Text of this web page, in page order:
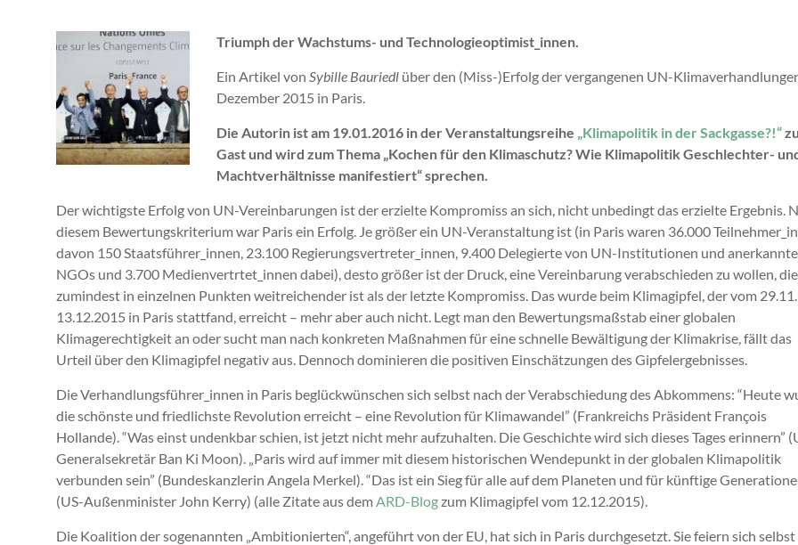
Triumph der Wachstums- und Technologieoptimist_innen.
Ein Artikel von Sybille Bauriedl über den (Miss-)Erfolg der vergangenen UN-
Dezember 2015 in Paris.
Die Autorin ist am 19.01.2016 in der Veranstaltungsreihe „Klimapolitik in der Sackgasse?!“zu
Gast und wird zum Thema „Kochen für den Klimaschutz? Wie Klimapolitik Geschlechter-
Machtverhältnisse manifestiert“ sprechen.
Der wichtigste Erfolg von UN-Vereinbarungen ist der erzielte Kompromiss an sich, nicht unbedingt das erzielte Ergebnis.
diesem Bewertungskriterium war Paris ein Erfolg. Je größer ein UN-Veranstaltung ist (in Paris waren 36.000
davon 150 Staatsführer_innen, 23.100 Regierungsvertreter_innen, 9.400 Delegierte von UN-Institutionen und
NGOs und 3.700 Medienvertrtet_innen dabei), desto größer ist der Druck, eine Vereinbarung verabschieden zu wollen, die
zumindest in einzelnen Punkten weitreichender ist als der letzte Kompromiss. Das wurde beim Klimagipfel, der vom
13.12.2015 in Paris stattfand, erreicht – mehr aber auch nicht. Legt man den Bewertungsmaßstab einer globalen
Klimagerechtigkeit an oder sucht man nach konkreten Maßnahmen für eine schnelle Bewältigung der Klimakrise, fällt das
Urteil über den Klimagipfel negativ aus. Dennoch dominieren die positiven Einschätzungen des Gipfelergebnisses.
Die Verhandlungsführer_innen in Paris beglückwünschen sich selbst nach der Verabschiedung des Abkommens: “Heute
die schönste und friedlichste Revolution erreicht – eine Revolution für Klimawandel” (Frankreichs Präsident François
Hollande). “Was einst undenkbar schien, ist jetzt nicht mehr aufzuhalten. Die Geschichte wird sich dieses Tages erinnern”
Generalsekretär Ban Ki Moon). „Paris wird auf immer mit diesem historischen Wendepunkt in der globalen Klimapolitik
verbunden sein” (Bundeskanzlerin Angela Merkel). “Das ist ein Sieg für alle auf dem Planeten und für künftige
(US-Außenminister John Kerry) (alle Zitate aus dem ARD-Blogzum Klimagipfel vom 12.12.2015).
Die Koalition der sogenannten „Ambitionierten“, angeführt von der EU, hat sich in Paris durchgesetzt. Sie feiern sich selbst